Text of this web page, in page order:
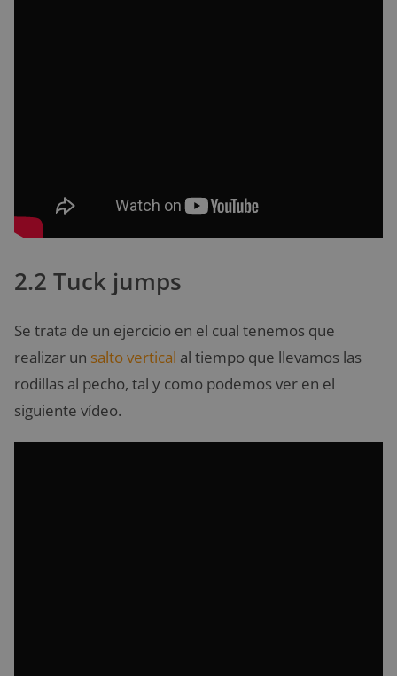
2.2 Tuck jumps
Se trata de un ejercicio en el cual tenemos que
realizar un salto vertical al tiempo que llevamos las
rodillas al pecho, tal y como podemos ver en el
siguiente vídeo.